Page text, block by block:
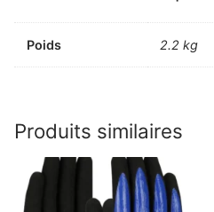
Poids 2.2 kg
Produits similaires